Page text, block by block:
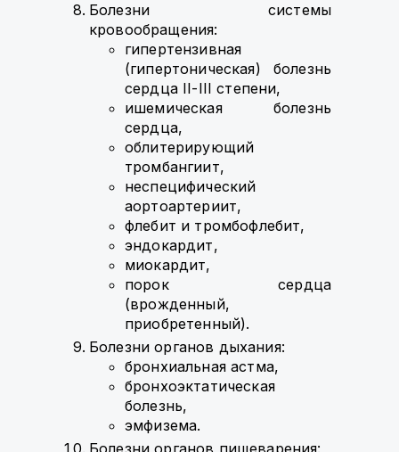
Болезни системы
кровообращения:
гипертензивная
(гипертоническая) болезнь
сердца II-III степени,
ишемическая болезнь
сердца,
облитерирующий
тромбангиит,
неспецифический
аортоартериит,
флебит и тромбофлебит,
эндокардит,
миокардит,
порок сердца
(врожденный,
приобретенный).
Болезни органов дыхания:
бронхиальная астма,
бронхоэктатическая
болезнь,
эмфизема.